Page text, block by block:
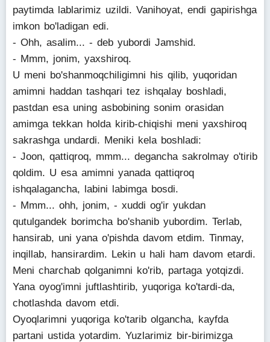
paytimda lablarimiz uzildi. Vanihoyat, endi gapirishga
imkon bo'ladigan edi.
- Ohh, asalim... - deb yubordi Jamshid.
- Mmm, jonim, yaxshiroq.
U meni bo'shanmoqchiligimni his qilib, yuqoridan
amimni haddan tashqari tez ishqalay boshladi,
pastdan esa uning asbobining sonim orasidan
amimga tekkan holda kirib-chiqishi meni yaxshiroq
sakrashga undardi. Meniki kela boshladi:
- Joon, qattiqroq, mmm... degancha sakrolmay o'tirib
qoldim. U esa amimni yanada qattiqroq
ishqalagancha, labini labimga bosdi.
- Mmm... ohh, jonim, - xuddi og'ir yukdan
qutulgandek borimcha bo'shanib yubordim. Terlab,
hansirab, uni yana o'pishda davom etdim. Tinmay,
inqillab, hansirardim. Lekin u hali ham davom etardi.
Meni charchab qolganimni ko'rib, partaga yotqizdi.
Yana oyog'imni juftlashtirib, yuqoriga ko'tardi-da,
chotlashda davom etdi.
Oyoqlarimni yuqoriga ko'tarib olgancha, kayfda
partani ustida yotardim. Yuzlarimiz bir-birimizga